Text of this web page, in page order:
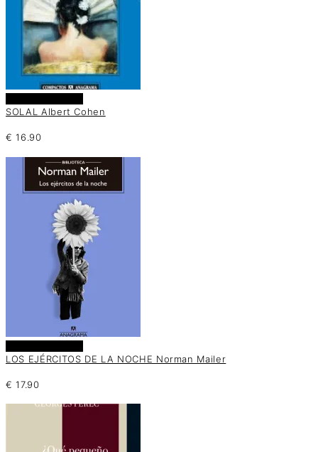
SOLAL Albert Cohen
€ 16.90
LOS EJÉRCITOS DE LA NOCHE Norman Mailer
€ 17.90